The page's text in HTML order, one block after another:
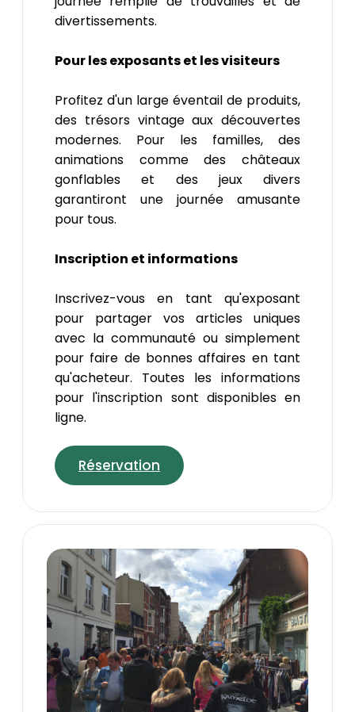
divertissements.
Pour les exposants et les visiteurs
Profitez d'un large éventail de produits,
des trésors vintage aux découvertes
modernes. Pour les familles, des
animations comme des châteaux
gonflables et des jeux divers
garantiront une journée amusante
pour tous.
Inscription et informations
Inscrivez-vous en tant qu'exposant
pour partager vos articles uniques
avec la communauté ou simplement
pour faire de bonnes affaires en tant
qu'acheteur. Toutes les informations
pour l'inscription sont disponibles en
ligne.
Réservation